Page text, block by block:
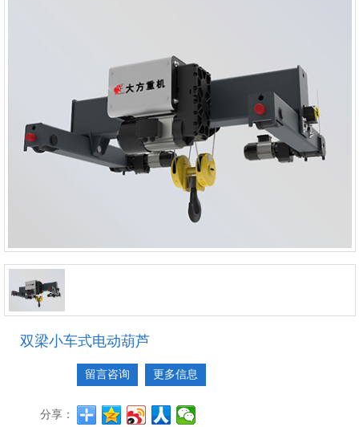
双梁小车式电动葫芦
留言咨询 更多信息
分享：